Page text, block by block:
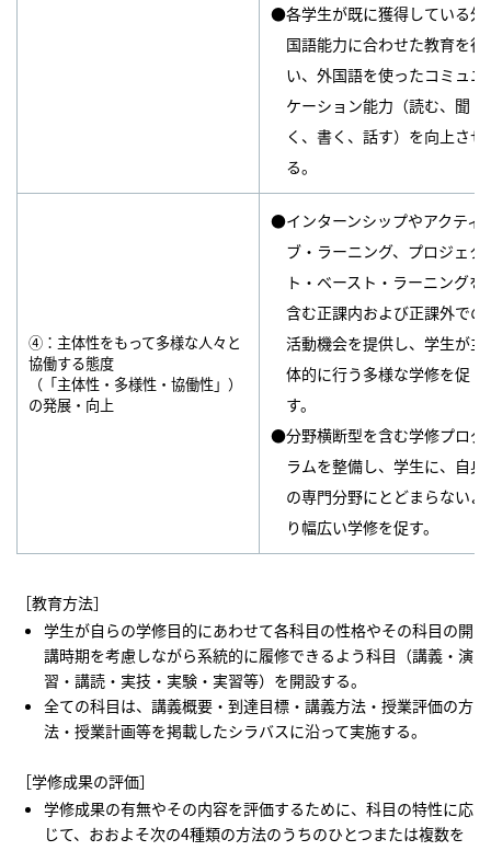
●各学生が既に獲得している外
国語能力に合わせた教育を行
い、外国語を使ったコミュニ
ケーション能力（読む、聞
く、書く、話す）を向上させ
る。
④：主体性をもって多様な人々と
協働する態度
（「主体性・多様性・協働性」）
の発展・向上
●インターンシップやアクティ
ブ・ラーニング、プロジェク
ト・ベースト・ラーニングを
含む正課内および正課外での
活動機会を提供し、学生が主
体的に行う多様な学修を促
す。
●分野横断型を含む学修プログ
ラムを整備し、学生に、自身
の専門分野にとどまらないよ
り幅広い学修を促す。
［教育方法］
学生が自らの学修目的にあわせて各科目の性格やその科目の開
講時期を考慮しながら系統的に履修できるよう科目（講義・演
習・講読・実技・実験・実習等）を開設する。
全ての科目は、講義概要・到達目標・講義方法・授業評価の方
法・授業計画等を掲載したシラバスに沿って実施する。
［学修成果の評価］
学修成果の有無やその内容を評価するために、科目の特性に応
じて、おおよそ次の4種類の方法のうちのひとつまたは複数を